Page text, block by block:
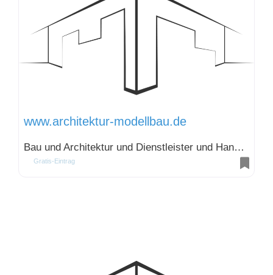
www.architektur-modellbau.de
Bau und Architektur und Dienstleister und Handwerk
Gratis-Eintrag